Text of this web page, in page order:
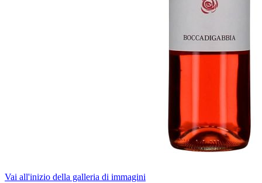
Vai all'inizio della galleria di immagini